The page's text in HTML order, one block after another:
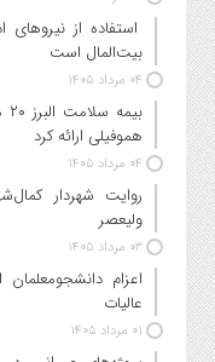
استفاده از
بیت‌المال است
۰۴ مرداد ۱۴۰۵
هموفیلی ارائه کرد
۰۴ مرداد ۱۴۰۵
روایت شهردار
ولیعصر
۰۳ مرداد ۱۴۰۵
عالیات
۰۱ مرداد ۱۴۰۵